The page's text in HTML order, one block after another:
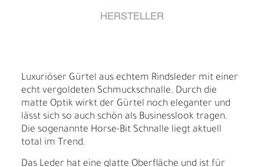
HERSTELLER
Luxuriöser Gürtel aus echtem Rindsleder mit einer
echt vergoldeten Schmuckschnalle. Durch die
matte Optik wirkt der Gürtel noch eleganter und
lässt sich so auch schön als Businesslook tragen.
Die sogenannte Horse-Bit Schnalle liegt aktuell
total im Trend.
Das Leder hat eine glatte Oberfläche und ist für